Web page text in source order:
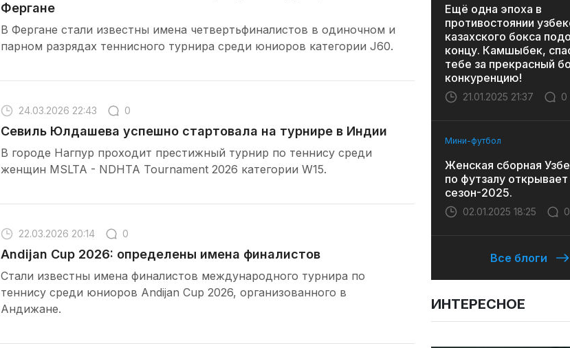
Фергане
В Фергане стали известны имена четвертьфиналистов в одиночном и
парном разрядах теннисного турнира среди юниоров категории J60.
24.03.2026 22:43 0
Севиль Юлдашева успешно стартовала на турнире в Индии
В городе Нагпур проходит престижный турнир по теннису среди
женщин MSLTA - NDHTA Tournament 2026 категории W15.
22.03.2026 20:14 0
Andijan Cup 2026: определены имена финалистов
Стали известны имена финалистов международного турнира по
теннису среди юниоров Andijan Cup 2026, организованного в
Андижане.
Ещё одна эпоха в
противостоянии
казахского бокса
концу. Камшыбек,
тебе за прекрасный
конкуренцию!
21.01.2025 21:37 0
Мини-футбол
Женская сборная
по футзалу открывает
сезон-2025.
02.01.2025 18:25 0
Все блоги
ИНТЕРЕСНОЕ